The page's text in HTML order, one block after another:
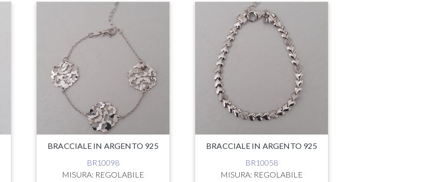
BRACCIALE IN ARGENTO 925
BR10098
MISURA: REGOLABILE
BRACCIALE IN ARGENTO 925
BR10058
MISURA: REGOLABILE